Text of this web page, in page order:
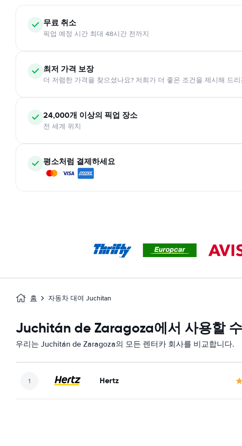
무료 취소
픽업 예정 시간 최대 48시간 전까지
최저 가격 보장
더 저렴한 가격을 찾으셨나요? 저희가 더 좋은 조건을 제시해 드
24,000개 이상의 픽업 장소
전 세계 위치
평소처럼 결제하세요
홈 자동차 대여 Juchitan
Juchitán de Zaragoza에서 사용할
우리는 Juchitán de Zaragoza의 모든 렌터카 회사를 비교합니다.
Hertz